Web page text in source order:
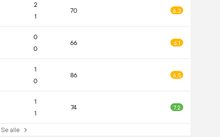
2
1
70 6.3
0
0
66 6.1
1
0
86 6.5
1
1
74 7.2
alle